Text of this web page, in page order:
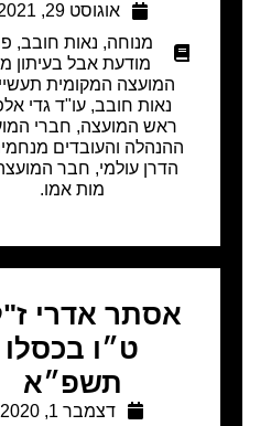
אוגוסט 29, 2021
מנוחה, נאות חובב,
מודעת אבל בעיתון
המועצה המקומית
נאות חובב, עו"ד גדי
ראש המועצה, חברי
ההנהלה והעובדים
הדרן עולמי, חבר
מות אמו.
אסתר אדרי
ט״ו בכסלו
תשפ״א
דצמבר 1, 2020